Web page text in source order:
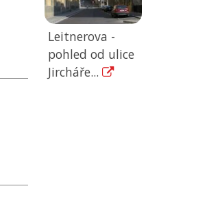
Leitnerova -
pohled od ulice
Jircháře...